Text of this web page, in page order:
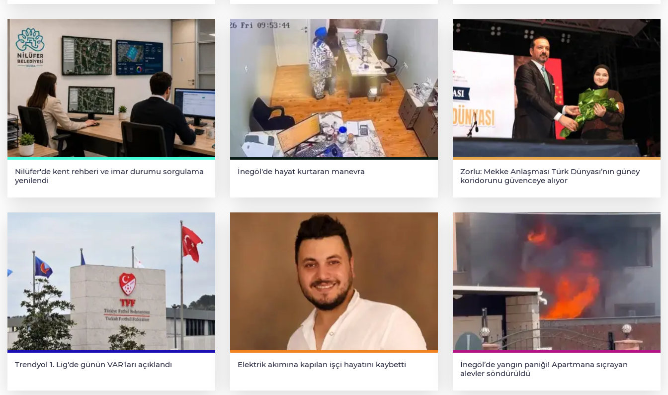
Nilüfer'de kent rehberi ve imar durumu sorgulama
yenilendi
İnegöl'de hayat kurtaran manevra
Zorlu: Mekke Anlaşması Türk Dünyası’nın güney
koridorunu güvenceye alıyor
Trendyol 1. Lig'de günün VAR'ları açıklandı Elektrik akımına kapılan işçi hayatını kaybetti
İnegöl’de yangın paniği! Apartmana sıçrayan
alevler söndürüldü